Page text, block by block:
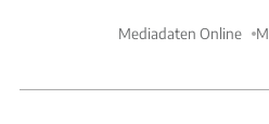
Mediadaten Online